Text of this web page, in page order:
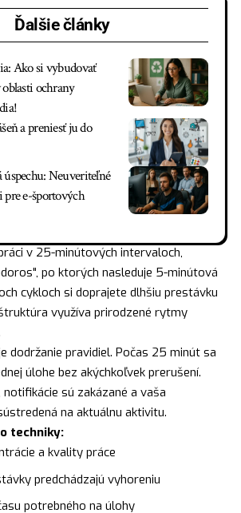
Ďalšie články
Ako si vybudovať
ochrany
a preniesť ju do
Neuveriteľné
e-športových
v 25-minútových intervaloch,
po ktorých nasleduje 5-minútová
cykloch si doprajete dlhšiu prestávku
využíva prirodzené rytmy
dodržanie pravidiel. Počas 25 minút sa
úlohe bez akýchkoľvek prerušení.
sú zakázané a vaša
na aktuálnu aktivitu.
techniky:
a kvality práce
predchádzajú vyhoreniu
potrebného na úlohy